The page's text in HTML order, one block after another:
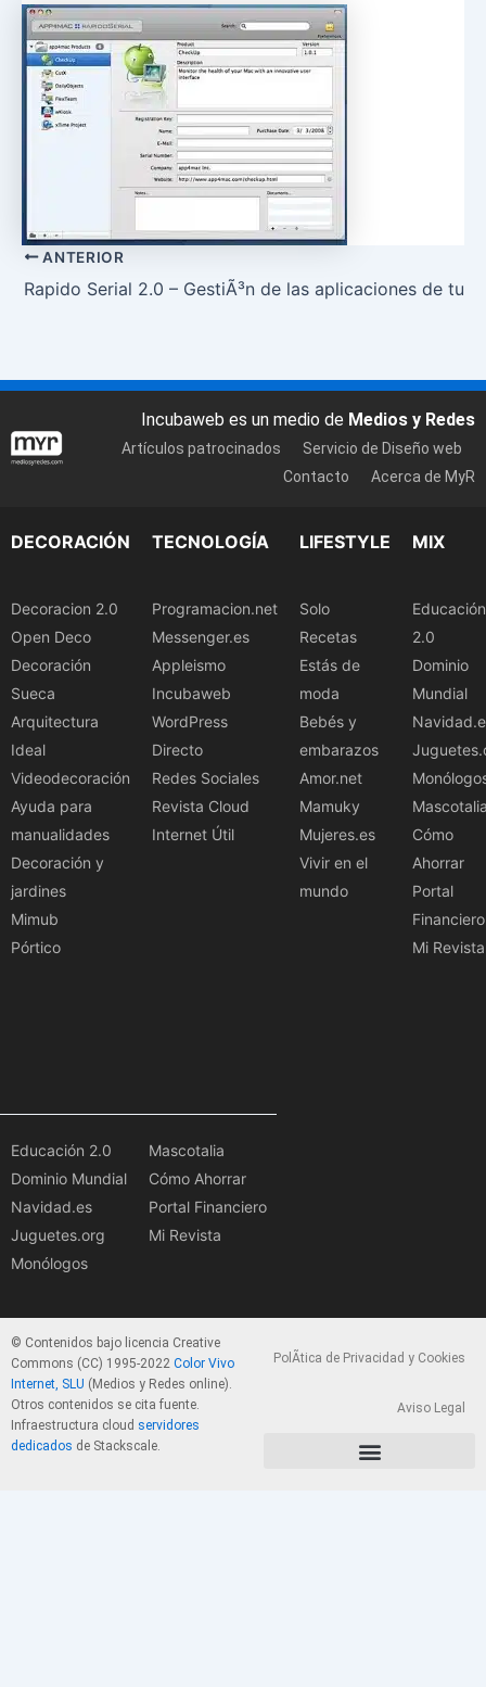
ANTERIOR
Rapido Serial 2.0 – GestiÃ³n de las aplicaciones de tu
Incubaweb es un medio de Medios y Redes
Artículos patrocinados
Servicio de Diseño web
Contacto
Acerca de MyR
DECORACIÓN
Decoracion 2.0
Open Deco
Decoración
Sueca
Arquitectura
Ideal
Videodecoración
Ayuda para
manualidades
Decoración y
jardines
Mimub
Pórtico
TECNOLOGÍA
Programacion.net
Messenger.es
Appleismo
Incubaweb
WordPress
Directo
Redes Sociales
Revista Cloud
Internet Útil
LIFESTYLE
Solo
Recetas
Estás de
moda
Bebés y
embarazos
Amor.net
Mamuky
Mujeres.es
Vivir en el
mundo
MIX
Educación
2.0
Dominio
Mundial
Cómo
Ahorrar
Portal
Financiero
Mi Revista
Educación 2.0
Dominio Mundial
Navidad.es
Juguetes.org
Monólogos
Mascotalia
Cómo Ahorrar
Portal Financiero
Mi Revista
© Contenidos bajo licencia Creative
Commons (CC) 1995-2022 Color Vivo
Internet, SLU (Medios y Redes online).
Otros contenidos se cita fuente.
Infraestructura cloud servidores
dedicados de Stackscale.
PolÃ­tica de Privacidad y Cookies
Aviso Legal